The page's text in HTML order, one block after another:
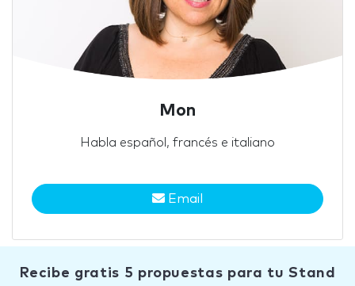
Mon
Habla español, francés e italiano
Email
Recibe gratis 5 propuestas para tu Stand